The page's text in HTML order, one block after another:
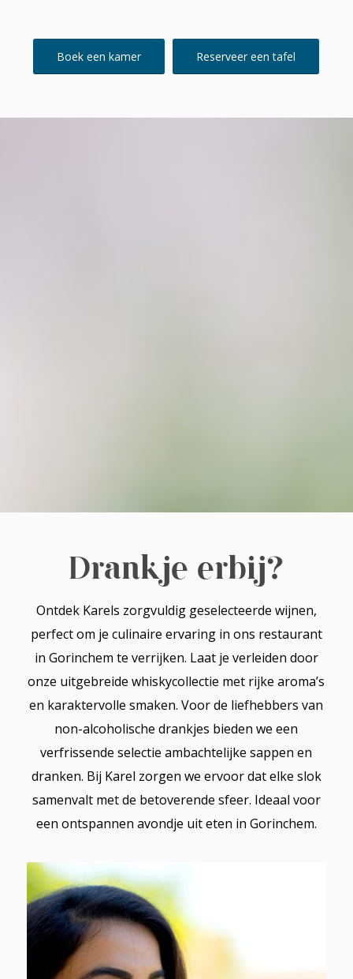
Boek een kamer Reserveer een tafel
Drankje erbij?
Ontdek Karels zorgvuldig geselecteerde wijnen,
perfect om je culinaire ervaring in ons restaurant
in Gorinchem te verrijken. Laat je verleiden door
onze uitgebreide whiskycollectie met rijke aroma’s
en karaktervolle smaken. Voor de liefhebbers van
non-alcoholische drankjes bieden we een
verfrissende selectie ambachtelijke sappen en
dranken. Bij Karel zorgen we ervoor dat elke slok
samenvalt met de betoverende sfeer. Ideaal voor
een ontspannen avondje uit eten in Gorinchem.